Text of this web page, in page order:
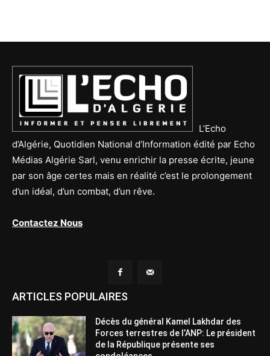
L’Echo
d’Algérie, Quotidien National d’Information édité par Echo
Médias Algérie Sarl, venu enrichir la presse écrite, jeune
par son âge certes mais en réalité c’est le prolongement
d’un idéal, d’un combat, d’un rêve.
Contactez Nous
ARTICLES POPULAIRES
Décès du général Kamel Lakhdar des
Forces terrestres de l’ANP: Le président
de la République présente ses